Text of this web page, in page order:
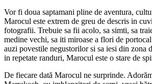
Vor fi doua saptamani pline de aventura,
Marocul este extrem de greu de descris in
fotografii. Trebuie sa fii acolo, sa simti, sa
medine vechi, sa iti miroase a flori de
auzi povestile negustorilor si sa iesi din zona
in repetate randuri, Marocul este o stare de
De fiecare dată Marocul ne surprinde.